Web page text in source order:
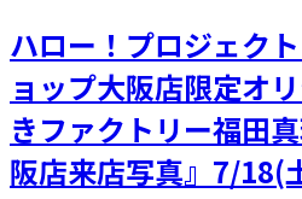
ハロー！プロジェク
ョップ大阪店限定オ
きファクトリー福田
阪店来店写真』7/18(